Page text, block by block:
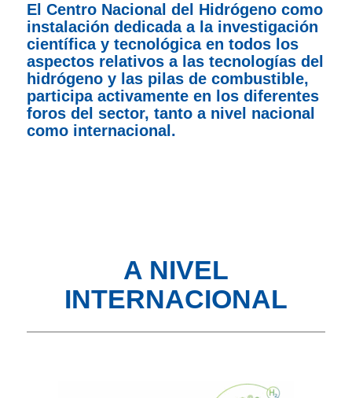
El Centro Nacional del Hidrógeno como
instalación dedicada a la investigación
científica y tecnológica en todos los
aspectos relativos a las tecnologías del
hidrógeno y las pilas de combustible,
participa activamente en los diferentes
foros del sector, tanto a nivel nacional
como internacional.
A NIVEL
INTERNACIONAL